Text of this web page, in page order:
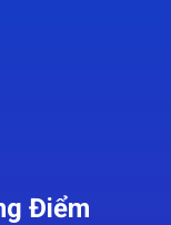
Điểm